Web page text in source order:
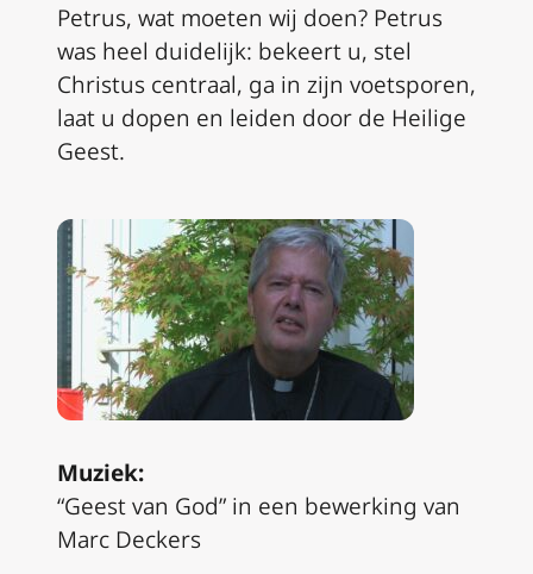
Petrus, wat moeten wij doen? Petrus
was heel duidelijk: bekeert u, stel
Christus centraal, ga in zijn voetsporen,
laat u dopen en leiden door de Heilige
Geest.
Muziek:
“Geest van God” in een bewerking van
Marc Deckers